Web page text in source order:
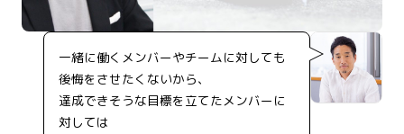
一緒に働くメンバーやチームに対しても
後悔をさせたくないから、
達成できそうな目標を立てたメンバーに
対しては